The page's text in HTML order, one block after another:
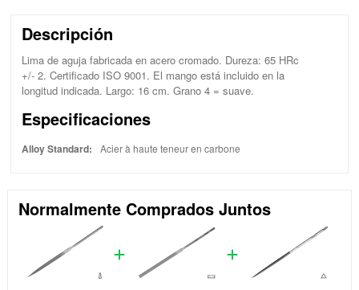
Descripción
Lima de aguja fabricada en acero cromado. Dureza: 65 HRc
+/- 2. Certificado ISO 9001. El mango está incluido en la
longitud indicada. Largo: 16 cm. Grano 4 = suave.
Especificaciones
Alloy Standard: Acier à haute teneur en carbone
Normalmente Comprados Juntos